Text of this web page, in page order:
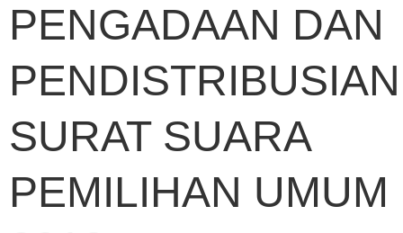
PENGADAAN DAN
PENDISTRIBUSIAN
SURAT SUARA
PEMILIHAN UMUM